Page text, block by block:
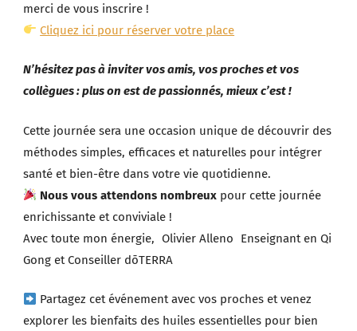
merci de vous inscrire !
Cliquez ici pour réserver votre place
N’hésitez pas à inviter vos amis, vos proches et vos
collègues : plus on est de passionnés, mieux c’est !
Cette journée sera une occasion unique de découvrir des
méthodes simples, efficaces et naturelles pour intégrer
santé et bien-être dans votre vie quotidienne.
Nous vous attendons nombreux pour cette journée
enrichissante et conviviale !
Avec toute mon énergie, Olivier Alleno Enseignant en Qi
Gong et Conseiller dōTERRA
Partagez cet événement avec vos proches et venez
explorer les bienfaits des huiles essentielles pour bien